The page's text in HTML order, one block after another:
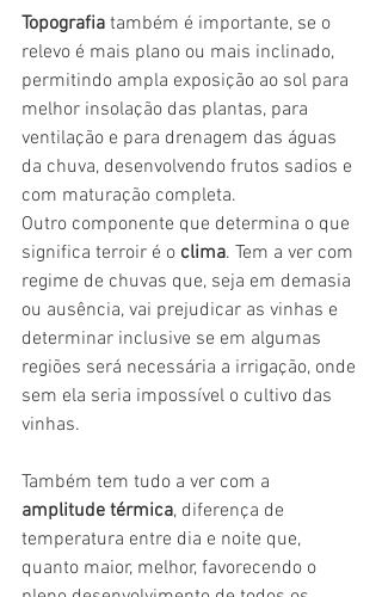
Topografia também é importante, se o
relevo é mais plano ou mais inclinado,
permitindo ampla exposição ao sol para
melhor insolação das plantas, para
ventilação e para drenagem das águas
da chuva, desenvolvendo frutos sadios e
com maturação completa.
Outro componente que determina o que
significa terroir é o clima. Tem a ver com
regime de chuvas que, seja em demasia
ou ausência, vai prejudicar as vinhas e
determinar inclusive se em algumas
regiões será necessária a irrigação, onde
sem ela seria impossível o cultivo das
vinhas.
Também tem tudo a ver com a
amplitude térmica, diferença de
temperatura entre dia e noite que,
quanto maior, melhor, favorecendo o